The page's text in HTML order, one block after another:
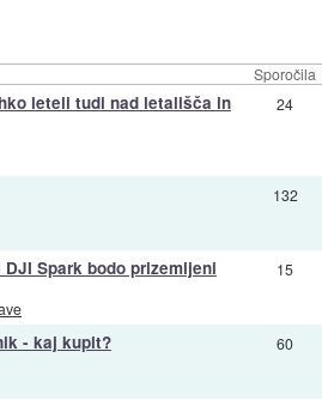
Sporočila
leteli tudi nad letališča in 24
132
Spark bodo prizemljeni 15
- kaj kupit? 60